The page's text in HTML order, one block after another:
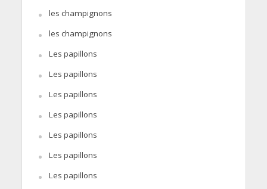
les champignons
les champignons
Les papillons
Les papillons
Les papillons
Les papillons
Les papillons
Les papillons
Les papillons